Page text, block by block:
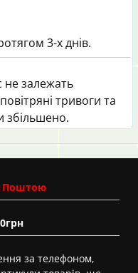
3-х днів.
не залежать
тривоги та
збільшено.
Поштою
за телефоном,